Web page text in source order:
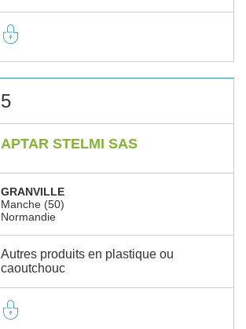
5
APTAR STELMI SAS
GRANVILLE
Manche (50)
Normandie
Autres produits en plastique ou
caoutchouc